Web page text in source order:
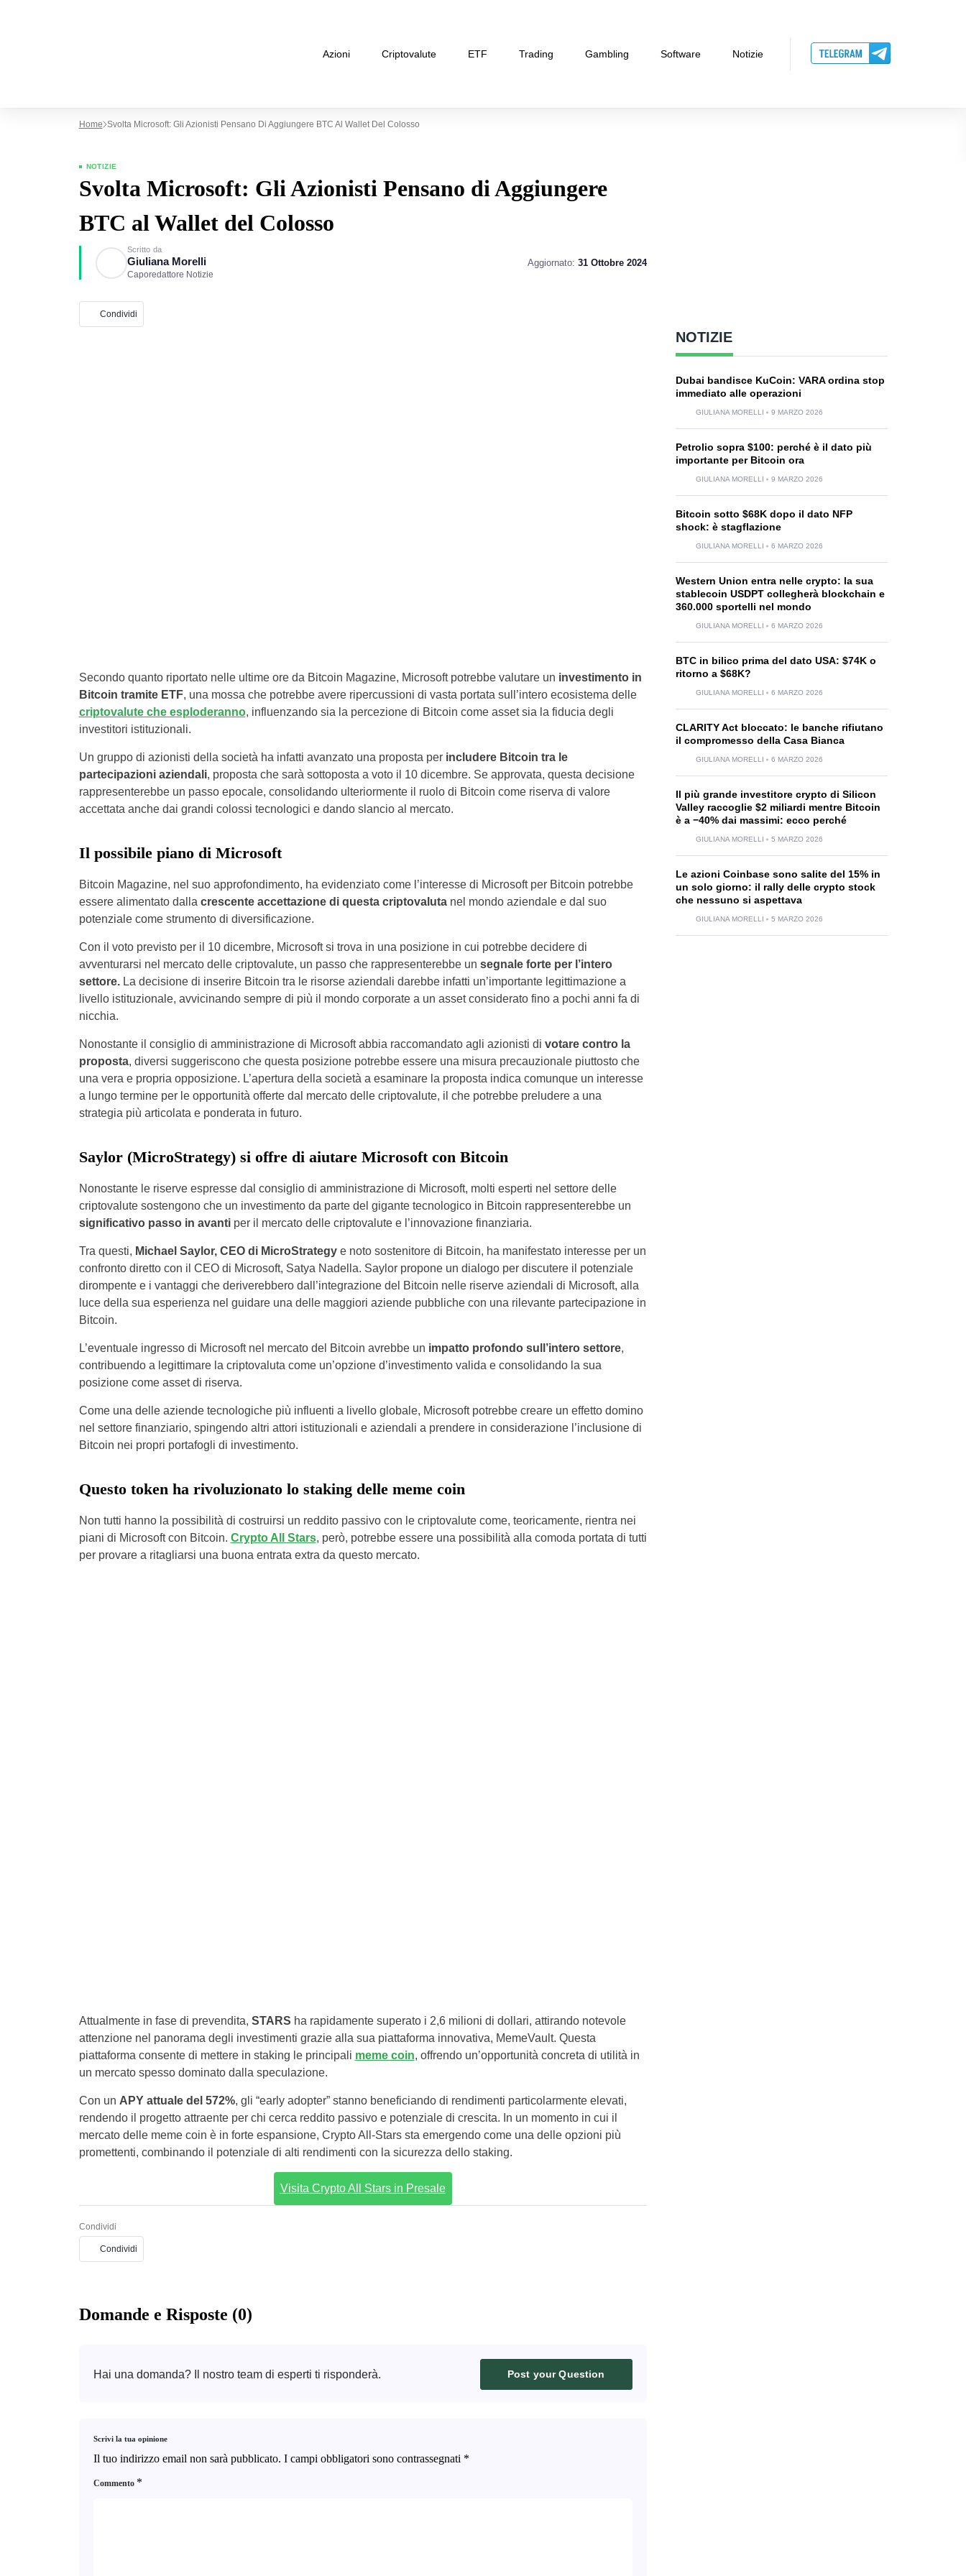
Azioni Criptovalute ETF Trading Gambling Software Notizie
Home Svolta Microsoft: Gli Azionisti Pensano Di Aggiungere BTC Al Wallet Del Colosso
NOTIZIE
Svolta Microsoft: Gli Azionisti Pensano di Aggiungere
BTC al Wallet del Colosso
Scritto da
Giuliana Morelli
Caporedattore Notizie
Aggiornato: 31 Ottobre 2024
Condividi
Secondo quanto riportato nelle ultime ore da Bitcoin Magazine, Microsoft potrebbe valutare un investimento in
Bitcoin tramite ETF, una mossa che potrebbe avere ripercussioni di vasta portata sull’intero ecosistema delle
criptovalute che esploderanno, influenzando sia la percezione di Bitcoin come asset sia la fiducia degli
investitori istituzionali.
Un gruppo di azionisti della società ha infatti avanzato una proposta perincludere Bitcoin tra le
partecipazioni aziendali, proposta che sarà sottoposta a voto il 10 dicembre. Se approvata, questa decisione
rappresenterebbe un passo epocale, consolidando ulteriormente il ruolo di Bitcoin come riserva di valore
accettata anche dai grandi colossi tecnologici e dando slancio al mercato.
Il possibile piano di Microsoft
Bitcoin Magazine, nel suo approfondimento, ha evidenziato come l’interesse di Microsoft per Bitcoin potrebbe
essere alimentato dalla crescente accettazione di questa criptovalutanel mondo aziendale e dal suo
potenziale come strumento di diversificazione.
Con il voto previsto per il 10 dicembre, Microsoft si trova in una posizione in cui potrebbe decidere di
avventurarsi nel mercato delle criptovalute, un passo che rappresenterebbe un segnale forte per l’intero
settore.La decisione di inserire Bitcoin tra le risorse aziendali darebbe infatti un’importante legittimazione a
livello istituzionale, avvicinando sempre di più il mondo corporate a un asset considerato fino a pochi anni fa di
nicchia.
Nonostante il consiglio di amministrazione di Microsoft abbia raccomandato agli azionisti di votare contro la
proposta, diversi suggeriscono che questa posizione potrebbe essere una misura precauzionale piuttosto che
una vera e propria opposizione. L’apertura della società a esaminare la proposta indica comunque un interesse
a lungo termine per le opportunità offerte dal mercato delle criptovalute, il che potrebbe preludere a una
strategia più articolata e ponderata in futuro.
Saylor (MicroStrategy) si offre di aiutare Microsoft con Bitcoin
Nonostante le riserve espresse dal consiglio di amministrazione di Microsoft, molti esperti nel settore delle
criptovalute sostengono che un investimento da parte del gigante tecnologico in Bitcoin rappresenterebbe un
significativo passo in avanti per il mercato delle criptovalute e l’innovazione finanziaria.
Tra questi, Michael Saylor, CEO di MicroStrategy e noto sostenitore di Bitcoin, ha manifestato interesse per un
confronto diretto con il CEO di Microsoft, Satya Nadella. Saylor propone un dialogo per discutere il potenziale
dirompente e i vantaggi che deriverebbero dall’integrazione del Bitcoin nelle riserve aziendali di Microsoft, alla
luce della sua esperienza nel guidare una delle maggiori aziende pubbliche con una rilevante partecipazione in
Bitcoin.
L’eventuale ingresso di Microsoft nel mercato del Bitcoin avrebbe un impatto profondo sull’intero settore,
contribuendo a legittimare la criptovaluta come un’opzione d’investimento valida e consolidando la sua
posizione come asset di riserva.
Come una delle aziende tecnologiche più influenti a livello globale, Microsoft potrebbe creare un effetto domino
nel settore finanziario, spingendo altri attori istituzionali e aziendali a prendere in considerazione l’inclusione di
Bitcoin nei propri portafogli di investimento.
Questo token ha rivoluzionato lo staking delle meme coin
Non tutti hanno la possibilità di costruirsi un reddito passivo con le criptovalute come, teoricamente, rientra nei
piani di Microsoft con Bitcoin. Crypto All Stars, però, potrebbe essere una possibilità alla comoda portata di tutti
per provare a ritagliarsi una buona entrata extra da questo mercato.
Attualmente in fase di prevendita, STARS ha rapidamente superato i 2,6 milioni di dollari, attirando notevole
attenzione nel panorama degli investimenti grazie alla sua piattaforma innovativa, MemeVault. Questa
piattaforma consente di mettere in staking le principali meme coin, offrendo un’opportunità concreta di utilità in
un mercato spesso dominato dalla speculazione.
Con un APY attuale del 572%, gli “early adopter” stanno beneficiando di rendimenti particolarmente elevati,
rendendo il progetto attraente per chi cerca reddito passivo e potenziale di crescita. In un momento in cui il
mercato delle meme coin è in forte espansione, Crypto All-Stars sta emergendo come una delle opzioni più
promettenti, combinando il potenziale di alti rendimenti con la sicurezza dello staking.
Visita Crypto All Stars in Presale
Condividi
Condividi
Domande e Risposte (0)
Hai una domanda? Il nostro team di esperti ti risponderà. Post your Question
Scrivi la tua opinione
Il tuo indirizzo email non sarà pubblicato. I campi obbligatori sono contrassegnati *
Commento *
NOTIZIE
Dubai bandisce KuCoin: VARA ordina stop
immediato alle operazioni
GIULIANA MORELLI 9 MARZO 2026
Petrolio sopra $100: perché è il dato più
importante per Bitcoin ora
GIULIANA MORELLI 9 MARZO 2026
Bitcoin sotto $68K dopo il dato NFP
shock: è stagflazione
GIULIANA MORELLI 6 MARZO 2026
Western Union entra nelle crypto: la sua
stablecoin USDPT collegherà blockchain e
360.000 sportelli nel mondo
GIULIANA MORELLI 6 MARZO 2026
BTC in bilico prima del dato USA: $74K o
ritorno a $68K?
GIULIANA MORELLI 6 MARZO 2026
CLARITY Act bloccato: le banche rifiutano
il compromesso della Casa Bianca
GIULIANA MORELLI 6 MARZO 2026
Il più grande investitore crypto di Silicon
Valley raccoglie $2 miliardi mentre Bitcoin
è a −40% dai massimi: ecco perché
GIULIANA MORELLI 5 MARZO 2026
Le azioni Coinbase sono salite del 15% in
un solo giorno: il rally delle crypto stock
che nessuno si aspettava
GIULIANA MORELLI 5 MARZO 2026